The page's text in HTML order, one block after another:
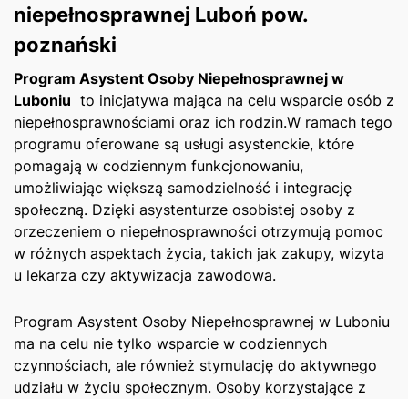
niepełnosprawnej Luboń pow.
poznański
Program ‍Asystent Osoby Niepełnosprawnej w
Luboniu ​ to inicjatywa mająca na celu wsparcie osób z
⁤niepełnosprawnościami oraz ich rodzin.W ramach tego
programu oferowane‍ są usługi asystenckie, które
pomagają w codziennym funkcjonowaniu,
umożliwiając większą samodzielność i ‍integrację⁢
społeczną. Dzięki asystenturze osobistej ⁣osoby z
orzeczeniem o niepełnosprawności ⁢otrzymują pomoc
w różnych aspektach życia, takich jak zakupy, wizyta
u lekarza czy aktywizacja⁢ zawodowa.
Program Asystent Osoby Niepełnosprawnej w Luboniu
ma na celu nie tylko ⁤wsparcie w codziennych‍
czynnościach, ale również stymulację do‌ aktywnego
udziału w życiu ‌społecznym. Osoby korzystające z